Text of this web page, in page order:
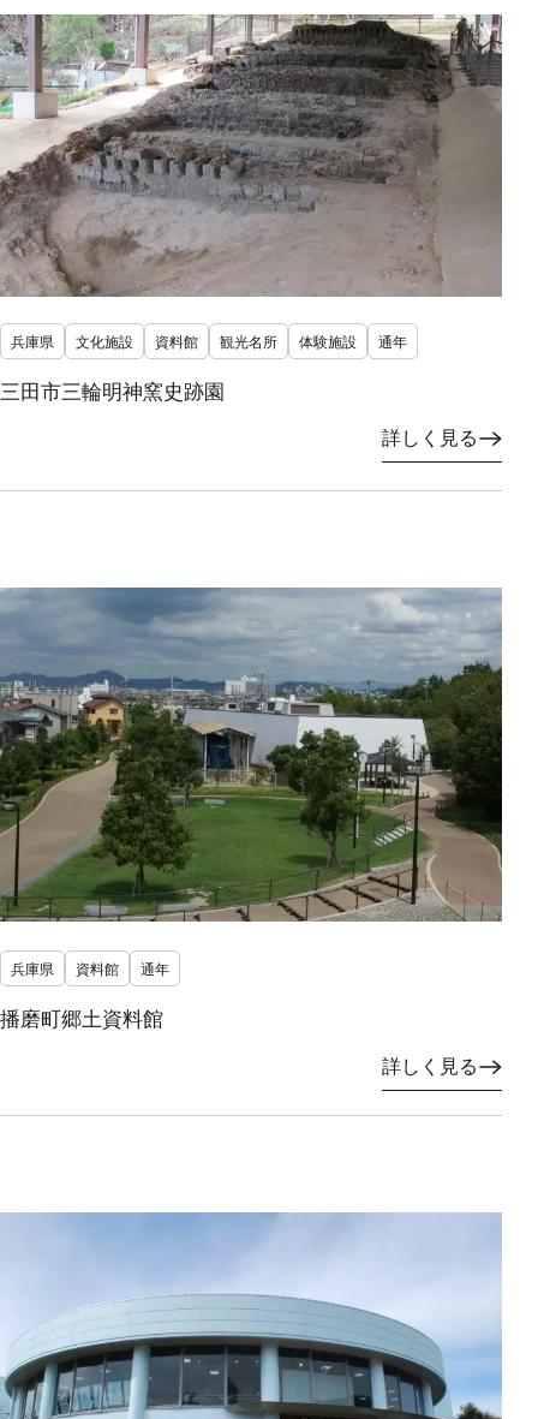
兵庫県 文化施設 資料館 観光名所 体験施設 通年
三田市三輪明神窯史跡園
詳しく見る
兵庫県 資料館 通年
播磨町郷土資料館
詳しく見る